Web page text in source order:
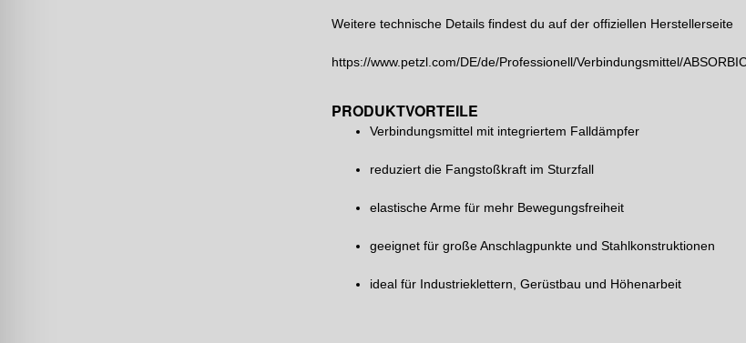
Weitere technische Details findest du auf der offiziellen Herstellerseite
https://www.petzl.com/DE/de/Professionell/Verbindungsmittel/
PRODUKTVORTEILE
Verbindungsmittel mit integriertem Falldämpfer
reduziert die Fangstoßkraft im Sturzfall
elastische Arme für mehr Bewegungsfreiheit
geeignet für große Anschlagpunkte und Stahlkonstruktionen
ideal für Industrieklettern, Gerüstbau und Höhenarbeit